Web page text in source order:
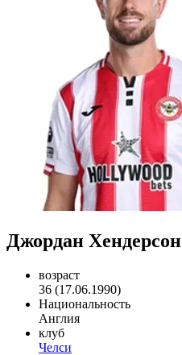
Джордан Хендерсон
возраст
36 (17.06.1990)
Национальность
Англия
клуб
Челси